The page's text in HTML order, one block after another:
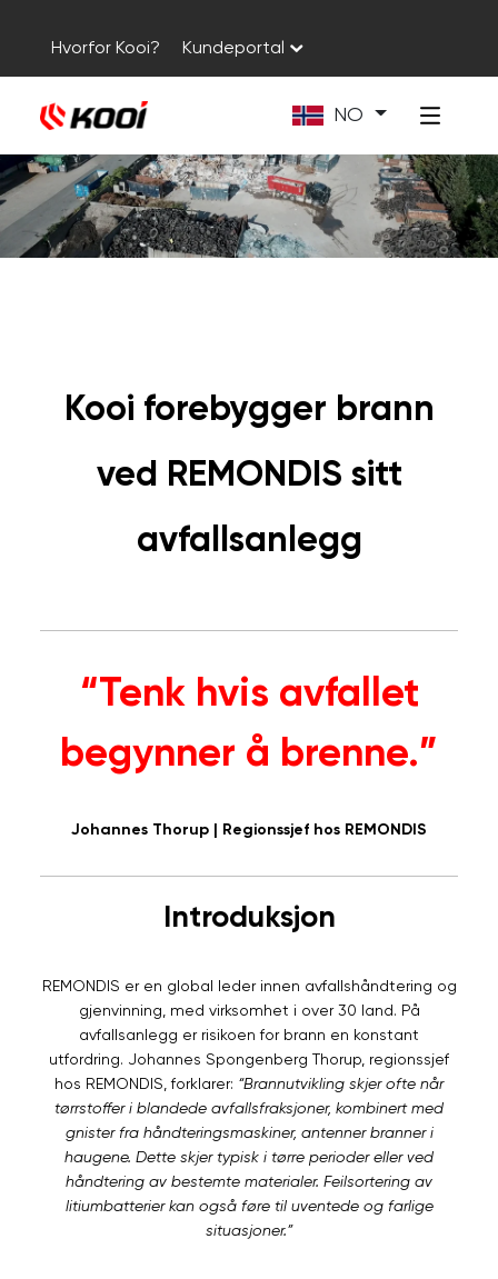
Hvorfor Kooi? Kundeportal
NO
Kooi forebygger brann
ved REMONDIS sitt
avfallsanlegg
“Tenk hvis avfallet
begynner å brenne.”
Johannes Thorup | Regionssjef hos REMONDIS
Introduksjon
REMONDIS er en global leder innen avfallshåndtering og
gjenvinning, med virksomhet i over 30 land. På
avfallsanlegg er risikoen for brann en konstant
utfordring. Johannes Spongenberg Thorup, regionssjef
hos REMONDIS, forklarer: “Brannutvikling skjer ofte når
tørrstoffer i blandede avfallsfraksjoner, kombinert med
gnister fra håndteringsmaskiner, antenner branner i
haugene. Dette skjer typisk i tørre perioder eller ved
håndtering av bestemte materialer. Feilsortering av
litiumbatterier kan også føre til uventede og farlige
situasjoner.”